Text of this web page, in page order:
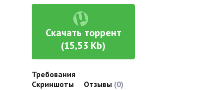
Скачать торрент
(15,53 Kb)
Требования
Скриншоты
Отзывы (0)